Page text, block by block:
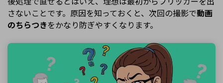
さないことです。原因を知っておくと、次回の撮影で動画
のちらつきをかなり防ぎやすくなります。